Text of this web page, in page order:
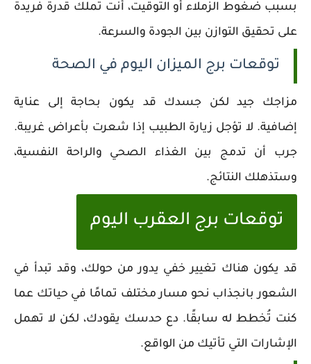
بسبب ضغوط الزملاء أو التوقيت، أنت تملك قدرة فريدة
على تحقيق التوازن بين الجودة والسرعة.
توقعات برج الميزان اليوم في الصحة
مزاجك جيد لكن جسدك قد يكون بحاجة إلى عناية
إضافية. لا تؤجل زيارة الطبيب إذا شعرت بأعراض غريبة.
جرب أن تدمج بين الغذاء الصحي والراحة النفسية،
وستذهلك النتائج.
توقعات برج العقرب اليوم
قد يكون هناك تغيير خفي يدور من حولك، وقد تبدأ في
الشعور بانجذاب نحو مسار مختلف تمامًا في حياتك عما
كنت تُخطط له سابقًا. دع حدسك يقودك، لكن لا تهمل
الإشارات التي تأتيك من الواقع.